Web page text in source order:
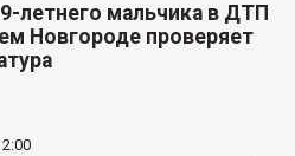
летнего мальчика в ДТП
Новгороде проверяет